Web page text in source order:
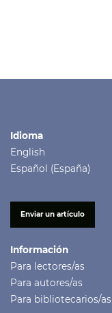
Idioma
English
Español (España)
Enviar un artículo
Información
Para lectores/as
Para autores/as
Para bibliotecarios/as